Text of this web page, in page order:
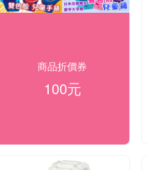
商品折價券
100元